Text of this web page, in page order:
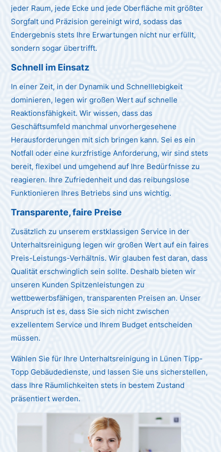
jeder Raum, jede Ecke und jede Oberfläche mit größter
Sorgfalt und Präzision gereinigt wird, sodass das
Endergebnis stets Ihre Erwartungen nicht nur erfüllt,
sondern sogar übertrifft.
Schnell im Einsatz
In einer Zeit, in der Dynamik und Schnelllebigkeit
dominieren, legen wir großen Wert auf schnelle
Reaktionsfähigkeit. Wir wissen, dass das
Geschäftsumfeld manchmal unvorhergesehene
Herausforderungen mit sich bringen kann. Sei es ein
Notfall oder eine kurzfristige Anforderung, wir sind stets
bereit, flexibel und umgehend auf Ihre Bedürfnisse zu
reagieren. Ihre Zufriedenheit und das reibungslose
Funktionieren Ihres Betriebs sind uns wichtig.
Transparente, faire Preise
Zusätzlich zu unserem erstklassigen Service in der
Unterhaltsreinigung legen wir großen Wert auf ein faires
Preis-Leistungs-Verhältnis. Wir glauben fest daran, dass
Qualität erschwinglich sein sollte. Deshalb bieten wir
unseren Kunden Spitzenleistungen zu
wettbewerbsfähigen, transparenten Preisen an. Unser
Anspruch ist es, dass Sie sich nicht zwischen
exzellentem Service und Ihrem Budget entscheiden
müssen.
Wählen Sie für Ihre Unterhaltsreinigung in Lünen Tipp-
Topp Gebäudedienste, und lassen Sie uns sicherstellen,
dass Ihre Räumlichkeiten stets in bestem Zustand
präsentiert werden.